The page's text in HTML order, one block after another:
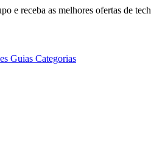
e receba as melhores ofertas de tech
Guias Categorias